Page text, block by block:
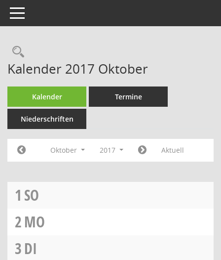
Toggle navigation
Rechercheauswahl
Kalender 2017 Oktober
Kalender Termine
Niederschriften
Oktober 2017 Aktuell
1 SO
2MO
3DI